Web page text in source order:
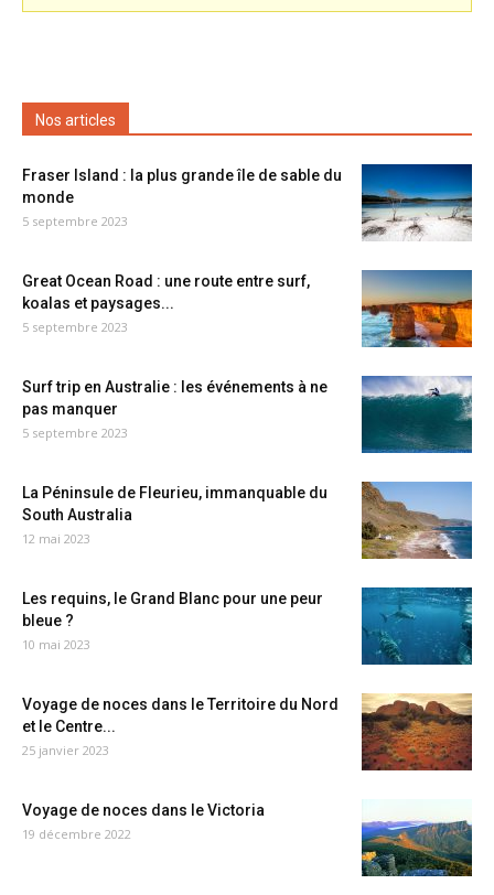
Nos articles
Fraser Island : la plus grande île de sable du
monde
5 septembre 2023
Great Ocean Road : une route entre surf,
koalas et paysages...
5 septembre 2023
Surf trip en Australie : les événements à ne
pas manquer
5 septembre 2023
La Péninsule de Fleurieu, immanquable du
South Australia
12 mai 2023
Les requins, le Grand Blanc pour une peur
bleue ?
10 mai 2023
Voyage de noces dans le Territoire du Nord
et le Centre...
25 janvier 2023
Voyage de noces dans le Victoria
19 décembre 2022